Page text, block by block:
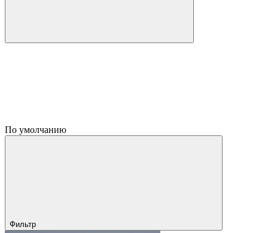
По умолчанию
Фильтр